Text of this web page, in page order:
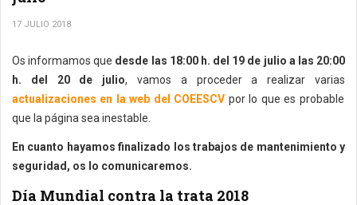
17 JULIO 2018
Os informamos que desde las 18:00 h. del 19 de julio a las 20:00
h. del 20 de julio, vamos a proceder a realizar varias
actualizaciones en la web del COEESCV por lo que es probable
que la página sea inestable.
En cuanto hayamos finalizado los trabajos de mantenimiento y
seguridad, os lo comunicaremos.
Día Mundial contra la trata 2018